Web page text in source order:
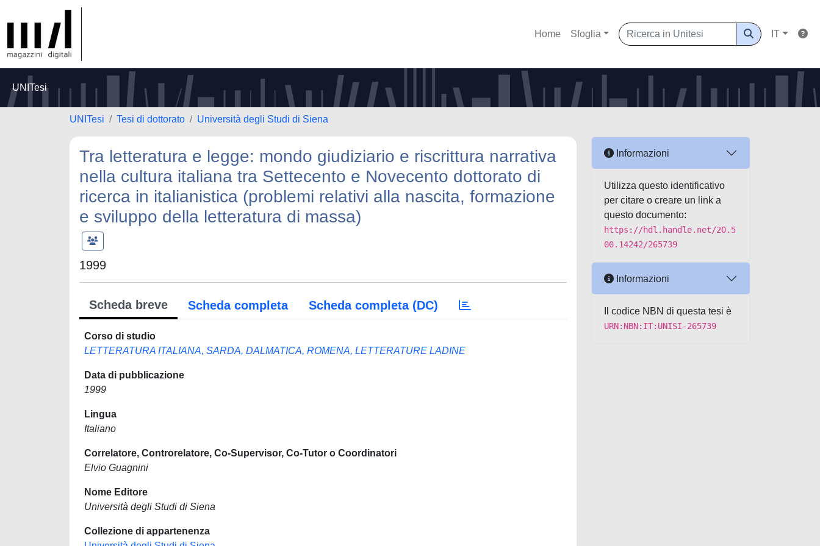
Home Sfoglia IT
UNITesi
UNITesi Tesi di dottorato Università degli Studi di Siena
Tra letteratura e legge: mondo giudiziario e riscrittura narrativa
nella cultura italiana tra Settecento e Novecento dottorato di
ricerca in italianistica (problemi relativi alla nascita, formazione
e sviluppo della letteratura di massa)
1999
Scheda breve Scheda completa Scheda completa (DC)
Corso di studio
LETTERATURA ITALIANA, SARDA, DALMATICA, ROMENA, LETTERATURE LADINE
Data di pubblicazione
1999
Lingua
Italiano
Correlatore, Controrelatore, Co-Supervisor, Co-Tutor o Coordinatori
Elvio Guagnini
Nome Editore
Università degli Studi di Siena
Collezione di appartenenza
Informazioni
Utilizza questo identificativo
per citare o creare un link a
questo documento:
https://hdl.handle.net/20.5
00.14242/265739
Informazioni
Il codice NBN di questa tesi è
URN:NBN:IT:UNISI-265739